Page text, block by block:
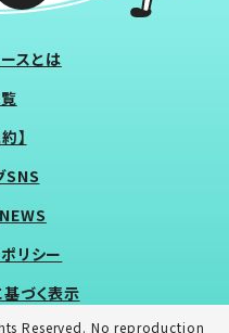
スとは
】
SNS
リシー
づく表示
Reserved. No reproduction